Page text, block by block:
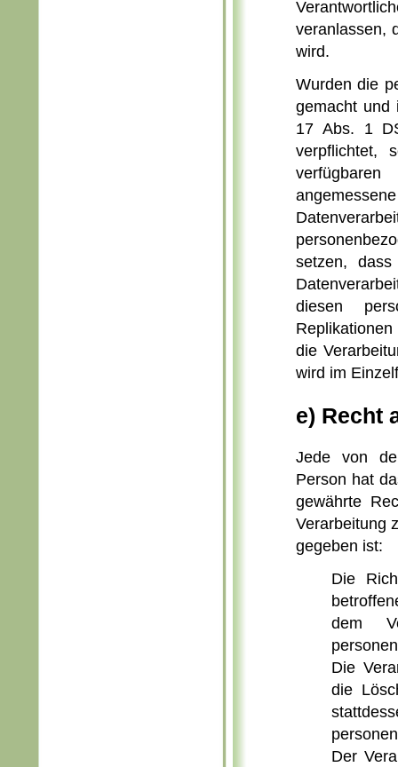
veranlassen,
wird.
Wurden die
gemacht und
17 Abs. 1
verpflichtet,
setzen,
diesen
die
wird im
e) Recht
Jede von
Person hat
gewährte
Verarbeitung
gegeben ist:
Die
dem
Die
die
Der